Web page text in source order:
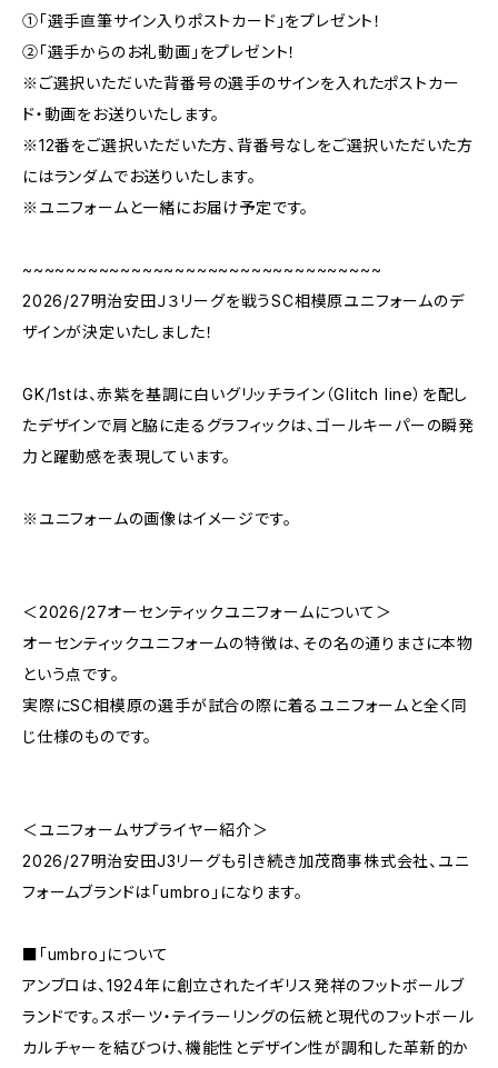
➀「選手直筆サイン入りポストカード」をプレゼント！
➁「選手からのお礼動画」をプレゼント！
※ご選択いただいた背番号の選手のサインを入れたポストカー
ド・動画をお送りいたします。
※12番をご選択いただいた方、背番号なしをご選択いただいた方
にはランダムでお送りいたします。
※ユニフォームと一緒にお届け予定です。
~~~~~~~~~~~~~~~~~~~~~~~~~~~~~~~~~
2026/27明治安田Ｊ３リーグを戦うSC相模原ユニフォームのデ
ザインが決定いたしました！
GK/1stは、赤紫を基調に白いグリッチライン（Glitch line）を配し
たデザインで肩と脇に走るグラフィックは、ゴールキーパーの瞬発
力と躍動感を表現しています。
※ユニフォームの画像はイメージです。
＜2026/27オーセンティックユニフォームについて＞
オーセンティックユニフォームの特徴は、その名の通りまさに本物
という点です。
実際にSC相模原の選手が試合の際に着るユニフォームと全く同
じ仕様のものです。
＜ユニフォームサプライヤー紹介＞
2026/27明治安田J3リーグも引き続き加茂商事株式会社、ユニ
フォームブランドは「umbro」になります。
■「umbro」について
アンブロは、1924年に創立されたイギリス発祥のフットボールブ
ランドです。スポーツ・テイラーリングの伝統と現代のフットボール
カルチャーを結びつけ、機能性とデザイン性が調和した革新的か